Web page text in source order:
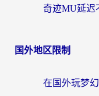
国外地区限制